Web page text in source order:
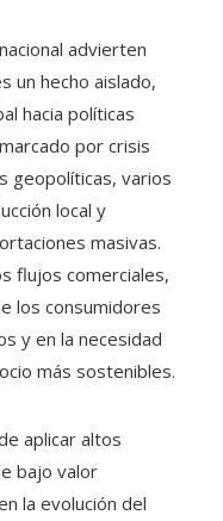
advierten
un hecho aislado,
hacia políticas
por crisis
geopolíticas, varios
local y
masivas.
flujos comerciales,
los consumidores
y en la necesidad
más sostenibles.
aplicar altos
bajo valor
la evolución del